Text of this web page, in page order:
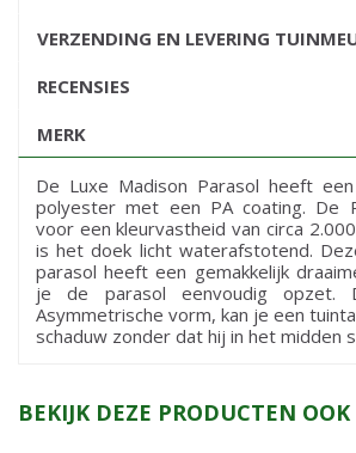
VERZENDING EN LEVERING
RECENSIES
MERK
De Luxe Madison Parasol heeft
polyester met een PA coating. De
voor een kleurvastheid van circa
is het doek licht waterafstotend.
parasol heeft een gemakkelijk
je de parasol eenvoudig opzet.
Asymmetrische vorm, kan je een
schaduw zonder dat hij in het midden
BEKIJK DEZE PRODUCTEN OOK